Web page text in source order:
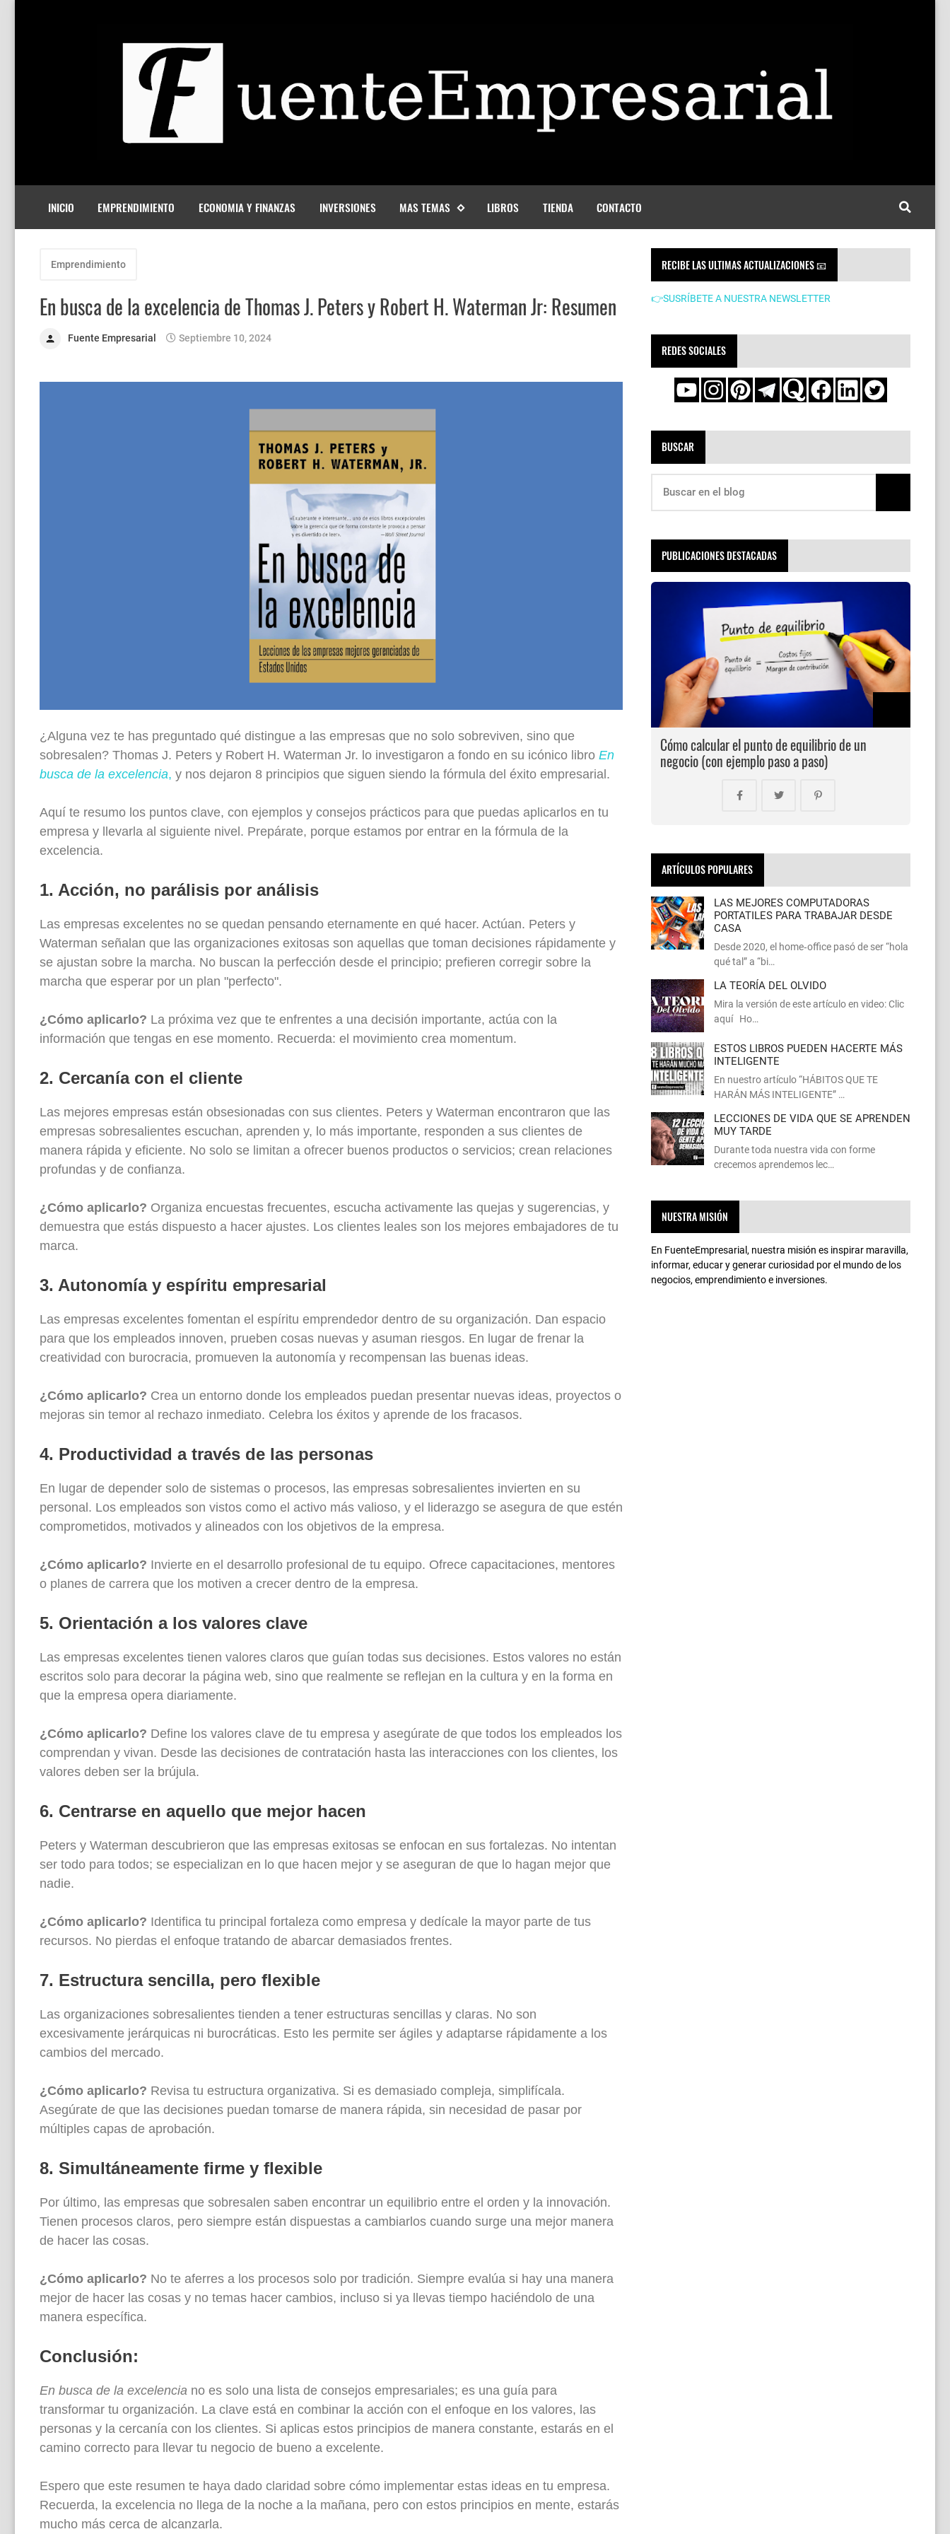
INICIO EMPRENDIMIENTO ECONOMIA Y FINANZAS INVERSIONES MAS TEMAS LIBROS TIENDA CONTACTO
Emprendimiento
En busca de la excelencia de Thomas J. Peters y Robert H. Waterman Jr: Resumen
Fuente Empresarial Septiembre 10, 2024
¿Alguna vez te has preguntado qué distingue a las empresas que no solo sobreviven, sino que
sobresalen? Thomas J. Peters y Robert H. Waterman Jr. lo investigaron a fondo en su icónico libro En
busca de la excelencia, y nos dejaron 8 principios que siguen siendo la fórmula del éxito empresarial.
Aquí te resumo los puntos clave, con ejemplos y consejos prácticos para que puedas aplicarlos en tu
empresa y llevarla al siguiente nivel. Prepárate, porque estamos por entrar en la fórmula de la
excelencia.
1. Acción, no parálisis por análisis
Las empresas excelentes no se quedan pensando eternamente en qué hacer. Actúan. Peters y
Waterman señalan que las organizaciones exitosas son aquellas que toman decisiones rápidamente y
se ajustan sobre la marcha. No buscan la perfección desde el principio; prefieren corregir sobre la
marcha que esperar por un plan "perfecto".
¿Cómo aplicarlo? La próxima vez que te enfrentes a una decisión importante, actúa con la
información que tengas en ese momento. Recuerda: el movimiento crea momentum.
2. Cercanía con el cliente
Las mejores empresas están obsesionadas con sus clientes. Peters y Waterman encontraron que las
empresas sobresalientes escuchan, aprenden y, lo más importante, responden a sus clientes de
manera rápida y eficiente. No solo se limitan a ofrecer buenos productos o servicios; crean relaciones
profundas y de confianza.
¿Cómo aplicarlo? Organiza encuestas frecuentes, escucha activamente las quejas y sugerencias, y
demuestra que estás dispuesto a hacer ajustes. Los clientes leales son los mejores embajadores de tu
marca.
3. Autonomía y espíritu empresarial
Las empresas excelentes fomentan el espíritu emprendedor dentro de su organización. Dan espacio
para que los empleados innoven, prueben cosas nuevas y asuman riesgos. En lugar de frenar la
creatividad con burocracia, promueven la autonomía y recompensan las buenas ideas.
¿Cómo aplicarlo? Crea un entorno donde los empleados puedan presentar nuevas ideas, proyectos o
mejoras sin temor al rechazo inmediato. Celebra los éxitos y aprende de los fracasos.
4. Productividad a través de las personas
En lugar de depender solo de sistemas o procesos, las empresas sobresalientes invierten en su
personal. Los empleados son vistos como el activo más valioso, y el liderazgo se asegura de que estén
comprometidos, motivados y alineados con los objetivos de la empresa.
¿Cómo aplicarlo? Invierte en el desarrollo profesional de tu equipo. Ofrece capacitaciones, mentores
o planes de carrera que los motiven a crecer dentro de la empresa.
5. Orientación a los valores clave
Las empresas excelentes tienen valores claros que guían todas sus decisiones. Estos valores no están
escritos solo para decorar la página web, sino que realmente se reflejan en la cultura y en la forma en
que la empresa opera diariamente.
¿Cómo aplicarlo? Define los valores clave de tu empresa y asegúrate de que todos los empleados los
comprendan y vivan. Desde las decisiones de contratación hasta las interacciones con los clientes, los
valores deben ser la brújula.
6. Centrarse en aquello que mejor hacen
Peters y Waterman descubrieron que las empresas exitosas se enfocan en sus fortalezas. No intentan
ser todo para todos; se especializan en lo que hacen mejor y se aseguran de que lo hagan mejor que
nadie.
¿Cómo aplicarlo? Identifica tu principal fortaleza como empresa y dedícale la mayor parte de tus
recursos. No pierdas el enfoque tratando de abarcar demasiados frentes.
7. Estructura sencilla, pero flexible
Las organizaciones sobresalientes tienden a tener estructuras sencillas y claras. No son
excesivamente jerárquicas ni burocráticas. Esto les permite ser ágiles y adaptarse rápidamente a los
cambios del mercado.
¿Cómo aplicarlo? Revisa tu estructura organizativa. Si es demasiado compleja, simplifícala.
Asegúrate de que las decisiones puedan tomarse de manera rápida, sin necesidad de pasar por
múltiples capas de aprobación.
8. Simultáneamente firme y flexible
Por último, las empresas que sobresalen saben encontrar un equilibrio entre el orden y la innovación.
Tienen procesos claros, pero siempre están dispuestas a cambiarlos cuando surge una mejor manera
de hacer las cosas.
¿Cómo aplicarlo? No te aferres a los procesos solo por tradición. Siempre evalúa si hay una manera
mejor de hacer las cosas y no temas hacer cambios, incluso si ya llevas tiempo haciéndolo de una
manera específica.
Conclusión:
En busca de la excelencia no es solo una lista de consejos empresariales; es una guía para
transformar tu organización. La clave está en combinar la acción con el enfoque en los valores, las
personas y la cercanía con los clientes. Si aplicas estos principios de manera constante, estarás en el
camino correcto para llevar tu negocio de bueno a excelente.
Espero que este resumen te haya dado claridad sobre cómo implementar estas ideas en tu empresa.
Recuerda, la excelencia no llega de la noche a la mañana, pero con estos principios en mente, estarás
mucho más cerca de alcanzarla.
RECIBE LAS ULTIMAS ACTUALIZACIONES 📧
👉SUSRÍBETE A NUESTRA NEWSLETTER
REDES SOCIALES
BUSCAR
PUBLICACIONES DESTACADAS
Cómo calcular el punto de equilibrio de un
negocio (con ejemplo paso a paso)
ARTÍCULOS POPULARES
LAS MEJORES COMPUTADORAS
PORTATILES PARA TRABAJAR DESDE
CASA
Desde 2020, el home‑office pasó de ser “hola
qué tal” a “bi…
LA TEORÍA DEL OLVIDO
Mira la versión de este artículo en video: Clic
aquí Ho…
ESTOS LIBROS PUEDEN HACERTE MÁS
INTELIGENTE
En nuestro artículo “HÁBITOS QUE TE
HARÁN MÁS INTELIGENTE” …
LECCIONES DE VIDA QUE SE APRENDEN
MUY TARDE
Durante toda nuestra vida con forme
crecemos aprendemos lec…
NUESTRA MISIÓN
En FuenteEmpresarial, nuestra misión es inspirar maravilla,
informar, educar y generar curiosidad por el mundo de los
negocios, emprendimiento e inversiones.